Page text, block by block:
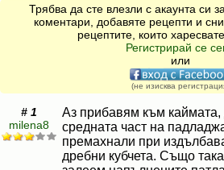
Трябва да сте влезли с акаунта си
коментари, добавяте рецепти и
рецептите, които
Регистрирай се
или
(не изисква
# 1
milena8
Аз прибавям към каймата,
средната част на
премахнали при
дребни кубчета. Също